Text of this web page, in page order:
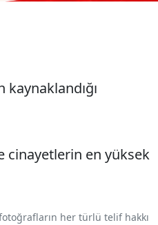
cinayetlerin en yüksek
her türlü telif hakkı